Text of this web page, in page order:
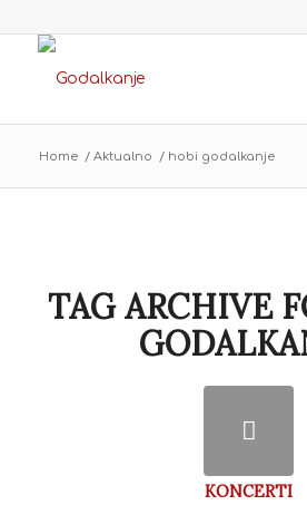
Home / Aktualno / hobi godalkanje
TAG ARCHIVE
KONCERTI